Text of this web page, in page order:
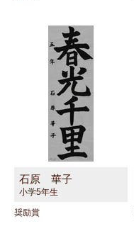
石原 華子
小学5年生
奨励賞